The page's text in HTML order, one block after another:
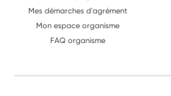
Mes démarches d'agrément
Mon espace organisme
FAQ organisme